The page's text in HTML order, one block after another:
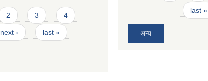
2 3 4
next › last »
last »
अन्य